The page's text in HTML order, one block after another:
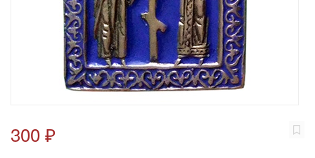
300 ₽